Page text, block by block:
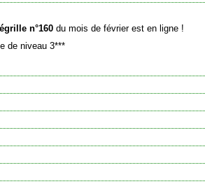
n°160 du mois de février est en ligne !
de niveau 3***